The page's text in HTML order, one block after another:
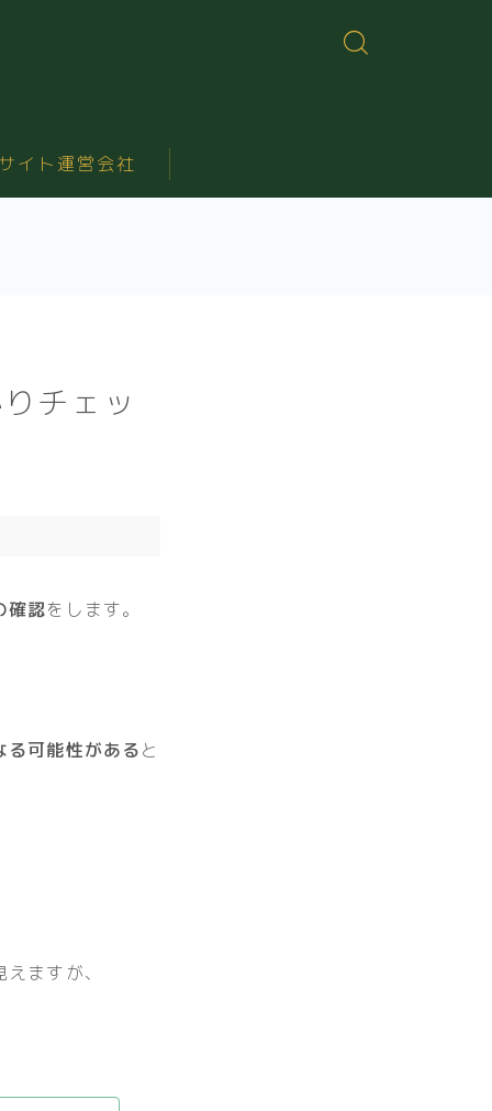
イト運営会社
チェッ
確認をします。
可能性があると
ますが、